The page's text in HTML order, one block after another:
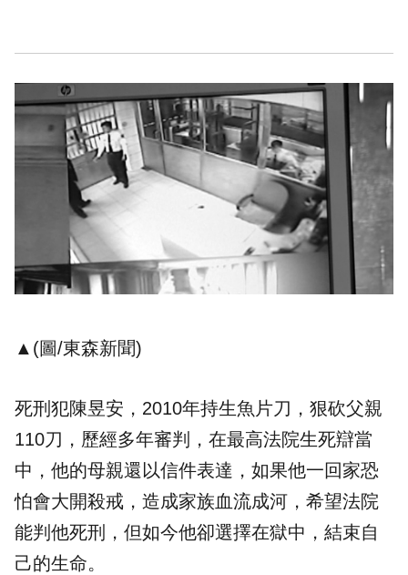
▲(圖/東森新聞)
死刑犯陳昱安，2010年持生魚片刀，狠砍父親
110刀，歷經多年審判，在最高法院生死辯當
中，他的母親還以信件表達，如果他一回家恐
怕會大開殺戒，造成家族血流成河，希望法院
能判他死刑，但如今他卻選擇在獄中，結束自
己的生命。